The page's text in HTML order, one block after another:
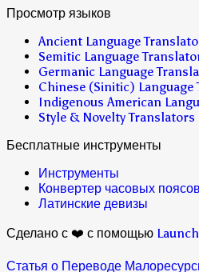
Просмотр языков
Ancient Language
Semitic Language
Germanic Language
Chinese (Sinitic) Language
Indigenous American
Style & Novelty Translators
Бесплатные инструменты
Инструменты
Конвертер часовых поясов
Латинские девизы
Сделано с ❤️ с помощью
Статья о Переводе